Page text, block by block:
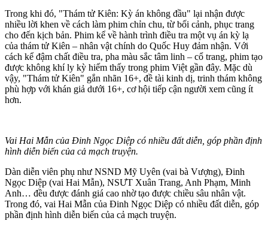
Trong khi đó, "Thám tử Kiên: Kỳ án không đầu" lại nhận được
nhiều lời khen về cách làm phim chỉn chu, từ bối cảnh, phục trang
cho đến kịch bản. Phim kể về hành trình điều tra một vụ án kỳ lạ
của thám tử Kiên – nhân vật chính do Quốc Huy đảm nhận. Với
cách kể đậm chất điều tra, pha màu sắc tâm linh – cổ trang, phim tạo
được không khí ly kỳ hiếm thấy trong phim Việt gần đây. Mặc dù
vậy, "Thám tử Kiên" gắn nhãn 16+, đề tài kinh dị, trinh thám không
phù hợp với khán giả dưới 16+, cơ hội tiếp cận người xem cũng ít
hơn.
Vai Hai Mẫn của Đinh Ngọc Diệp có nhiều đất diễn, góp phần định
hình diễn biến của cả mạch truyện.
Dàn diễn viên phụ như NSND Mỹ Uyên (vai bà Vượng), Đinh
Ngọc Diệp (vai Hai Mẫn), NSƯT Xuân Trang, Anh Phạm, Minh
Anh… đều được đánh giá cao nhờ tạo được chiều sâu nhân vật.
Trong đó, vai Hai Mẫn của Đinh Ngọc Diệp có nhiều đất diễn, góp
phần định hình diễn biến của cả mạch truyện.